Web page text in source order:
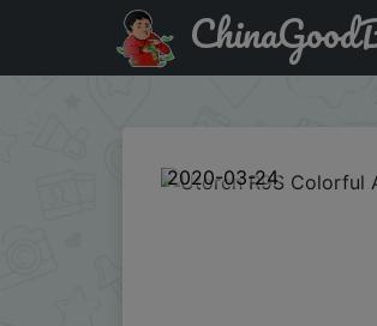
Промокод на знижку GBR9S7802
2020-03-24